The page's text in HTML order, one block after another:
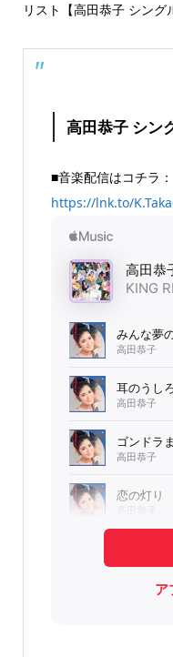
リスト【高田恭子 シング
高田恭子 シン
■音楽配信はコチラ：
https://lnk.to/